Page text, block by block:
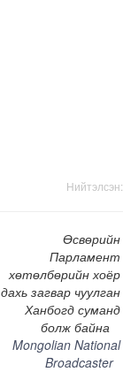
Нийтэлсэн:
Өсвөрийн
Парламент
хөтөлбөрийн хоёр
дахь загвар чуулган
Ханбогд суманд
болж байна
Mongolian National
Broadcaster